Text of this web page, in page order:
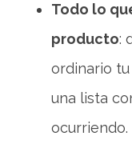
Todo lo
producto:
ordinario
una lista
ocurriendo.